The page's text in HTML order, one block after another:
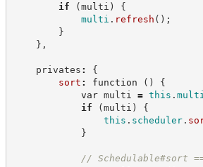
if
(multi )
{
multi . refresh ( ) ;
}
} ,
privates :
{
sort : function ( )
{
var multi = this .
if
(multi )
{
this . scheduler.
}
// Schedulable#sort